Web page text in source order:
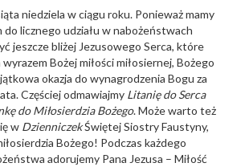
niedziela w ciągu roku. Ponieważ mamy
do licznego udziału w nabożeństwach
jeszcze bliżej Jezusowego Serca, które
Bożej miłości miłosiernej, Bożego
okazja do wynagrodzenia Bogu za
Częściej odmawiajmy Litanię do Serca
do Miłosierdzia Bożego. Może warto też
w DzienniczekŚwiętej Siostry Faustyny,
Bożego! Podczas każdego
adorujemy Pana Jezusa – Miłość